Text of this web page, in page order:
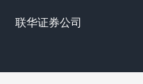
联华证券公司